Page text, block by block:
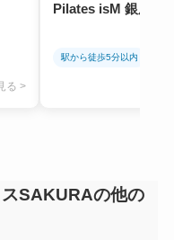
る >
Pilates isM 銀座フ
駅から徒歩5分以内
SAKURAの他の